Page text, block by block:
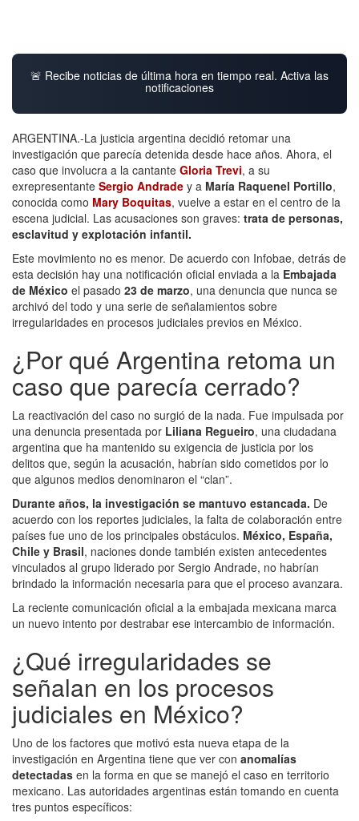
🚨 Recibe noticias de última hora en tiempo real. Activa las
notificaciones
ARGENTINA.-La justicia argentina decidió retomar una
investigación que parecía detenida desde hace años. Ahora, el
caso que involucra a la cantante Gloria Trevi, a su
exrepresentante Sergio Andrade y a María Raquenel Portillo,
conocida como Mary Boquitas, vuelve a estar en el centro de la
escena judicial. Las acusaciones son graves: trata de personas,
esclavitud y explotación infantil.
Este movimiento no es menor. De acuerdo con Infobae, detrás de
esta decisión hay una notificación oficial enviada a la Embajada
de México el pasado 23 de marzo, una denuncia que nunca se
archivó del todo y una serie de señalamientos sobre
irregularidades en procesos judiciales previos en México.
¿Por qué Argentina retoma un
caso que parecía cerrado?
La reactivación del caso no surgió de la nada. Fue impulsada por
una denuncia presentada por Liliana Regueiro, una ciudadana
argentina que ha mantenido su exigencia de justicia por los
delitos que, según la acusación, habrían sido cometidos por lo
que algunos medios denominaron el “clan”.
Durante años, la investigación se mantuvo estancada. De
acuerdo con los reportes judiciales, la falta de colaboración entre
países fue uno de los principales obstáculos. México, España,
Chile y Brasil, naciones donde también existen antecedentes
vinculados al grupo liderado por Sergio Andrade, no habrían
brindado la información necesaria para que el proceso avanzara.
La reciente comunicación oficial a la embajada mexicana marca
un nuevo intento por destrabar ese intercambio de información.
¿Qué irregularidades se
señalan en los procesos
judiciales en México?
Uno de los factores que motivó esta nueva etapa de la
investigación en Argentina tiene que ver con anomalías
detectadas en la forma en que se manejó el caso en territorio
mexicano. Las autoridades argentinas están tomando en cuenta
tres puntos específicos: